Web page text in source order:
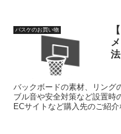
バスケのお買い物
バックボードの素材、リング
ブル音や安全対策など設置時
ECサイトなど購入先のご紹